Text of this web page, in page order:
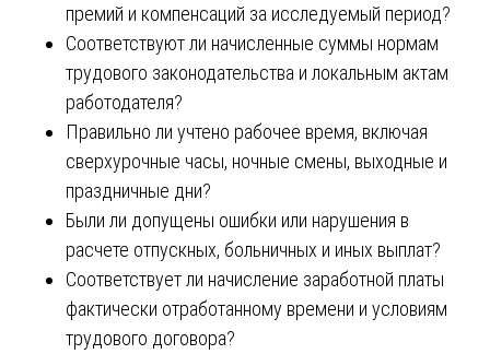
премий и компенсаций за исследуемый период?
Соответствуют ли начисленные суммы нормам
трудового законодательства и локальным актам
работодателя?
Правильно ли учтено рабочее время, включая
сверхурочные часы, ночные смены, выходные и
праздничные дни?
Были ли допущены ошибки или нарушения в
расчете отпускных, больничных и иных выплат?
Соответствует ли начисление заработной платы
фактически отработанному времени и условиям
трудового договора?